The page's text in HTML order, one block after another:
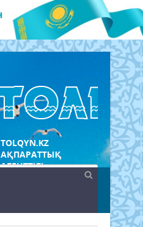
TOLQYN.KZ
АҚПАРАТТЫҚ
АГЕНТТІГІ